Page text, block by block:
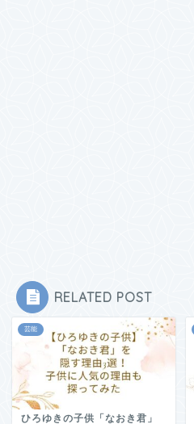
RELATED POST
芸能
ひろゆきの子供「なおき君」